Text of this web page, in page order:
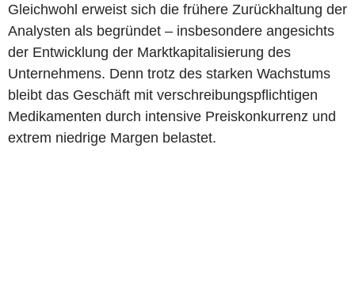
Gleichwohl erweist sich die frühere Zurückhaltung der
Analysten als begründet – insbesondere angesichts
der Entwicklung der Marktkapitalisierung des
Unternehmens. Denn trotz des starken Wachstums
bleibt das Geschäft mit verschreibungspflichtigen
Medikamenten durch intensive Preiskonkurrenz und
extrem niedrige Margen belastet.